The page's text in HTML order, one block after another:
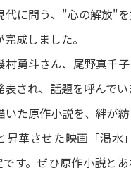
代に問う、"心の解放"
成しました。
村勇斗さん、尾野真千
され、話題を呼んでい
いた原作小説を、絆が
昇華させた映画「渇水
す。ぜひ原作小説と